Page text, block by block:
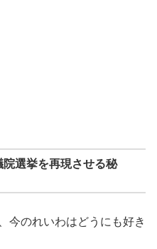
選挙を再現させる秘
今のれいわはどうにも好き